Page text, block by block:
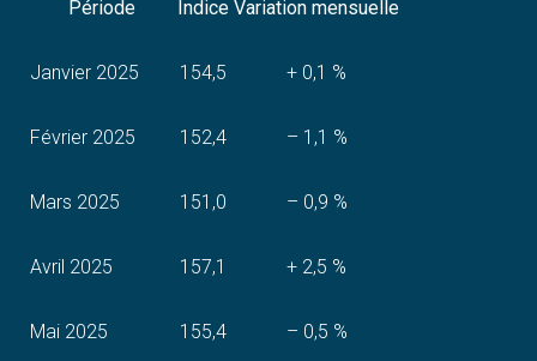
électronique
Période Indice Variation mensuelle
Janvier 2025 154,5 + 0,1 %
Février 2025 152,4 – 1,1 %
Mars 2025 151,0 – 0,9 %
Avril 2025 157,1 + 2,5 %
Mai 2025 155,4 – 0,5 %